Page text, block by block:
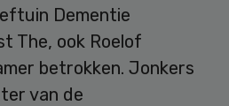
Dementie
The, ook Roelof
betrokken. Jonkers
van de